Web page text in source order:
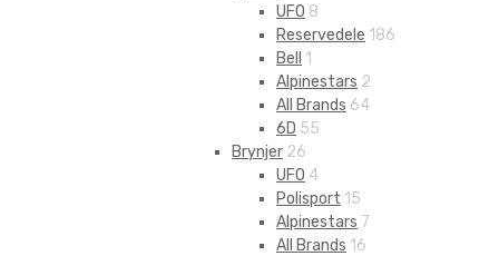
UFO 8
Reservedele 186
Bell
1
Alpinestars 2
All Brands 64
6D 55
Brynjer 26
UFO 4
Polisport 15
Alpinestars 7
All Brands 16